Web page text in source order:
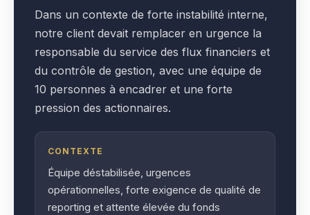
Dans un contexte de forte instabilité interne,
notre client devait remplacer en urgence la
responsable du service des flux financiers et
du contrôle de gestion, avec une équipe de
10 personnes à encadrer et une forte
pression des actionnaires.
CONTEXTE
Équipe déstabilisée, urgences
opérationnelles, forte exigence de qualité de
reporting et attente élevée du fonds